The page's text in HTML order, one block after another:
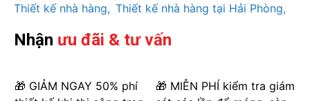
Thiết kế nhà hàng
Thiết kế nhà hàng tại Hải Phòng
Nhận ưu đãi & tư vấn
🎁 GIẢM NGAY 50% phí
🎁 MIỄN PHÍ kiểm tra giám